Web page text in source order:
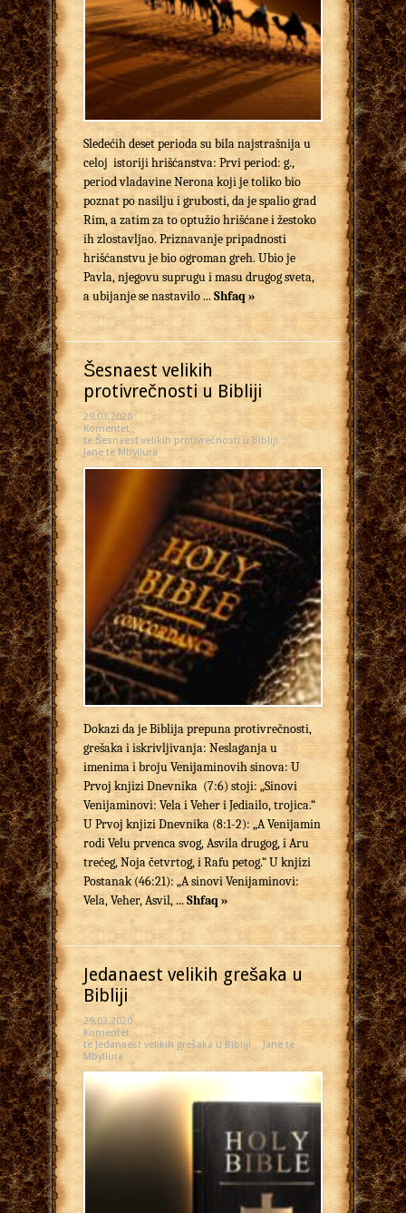
Sledećih deset perioda su bila najstrašnija u
celoj istoriji hrišćanstva: Prvi period: g.,
period vladavine Nerona koji je toliko bio
poznat po nasilju i grubosti, da je spalio grad
Rim, a zatim za to optužio hrišćane i žestoko
ih zlostavljao. Priznavanje pripadnosti
hrišćanstvu je bio ogroman greh. Ubio je
Pavla, njegovu suprugu i masu drugog sveta,
a ubijanje se nastavilo ...Shfaq »
Šesnaest velikih
protivrečnosti u Bibliji
29.03.2020
Komentet
te Šesnaest velikih protivrečnosti u Bibliji
Janë të Mbyllura
Dokazi da je Biblija prepuna protivrečnosti,
grešaka i iskrivljivanja: Neslaganja u
imenima i broju Venijaminovih sinova: U
Prvoj knjizi Dnevnika (7:6) stoji: „Sinovi
Venijaminovi: Vela i Veher i Jediailo, trojica.“
U Prvoj knjizi Dnevnika (8:1-2): „A Venijamin
rodi Velu prvenca svog, Asvila drugog, i Aru
trećeg, Noja četvrtog, i Rafu petog.“ U knjizi
Postanak (46:21): „A sinovi Venijaminovi:
Vela, Veher, Asvil, ...Shfaq »
Jedanaest velikih grešaka u
Bibliji
29.03.2020
Komentet
te Jedanaest velikih grešaka u Bibliji
Janë të
Mbyllura